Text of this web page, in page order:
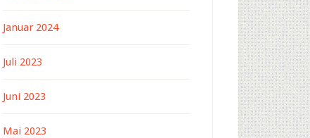
Januar 2024
Juli 2023
Juni 2023
Mai 2023